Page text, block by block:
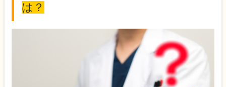
は？